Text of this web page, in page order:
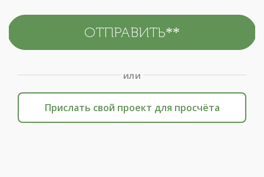
или
Прислать свой проект для просчёта